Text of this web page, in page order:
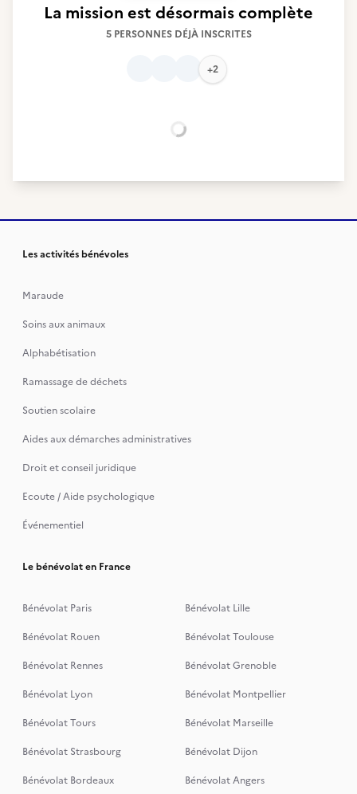
La mission est désormais complète
5 PERSONNES DÉJÀ INSCRITES
+2
Chargement...
Les activités bénévoles
Maraude
Soins aux animaux
Alphabétisation
Ramassage de déchets
Soutien scolaire
Aides aux démarches administratives
Droit et conseil juridique
Ecoute / Aide psychologique
Événementiel
Le bénévolat en France
Bénévolat Paris
Bénévolat Lille
Bénévolat Rouen
Bénévolat Toulouse
Bénévolat Rennes
Bénévolat Grenoble
Bénévolat Lyon
Bénévolat Montpellier
Bénévolat Tours
Bénévolat Marseille
Bénévolat Strasbourg
Bénévolat Dijon
Bénévolat Bordeaux
Bénévolat Angers